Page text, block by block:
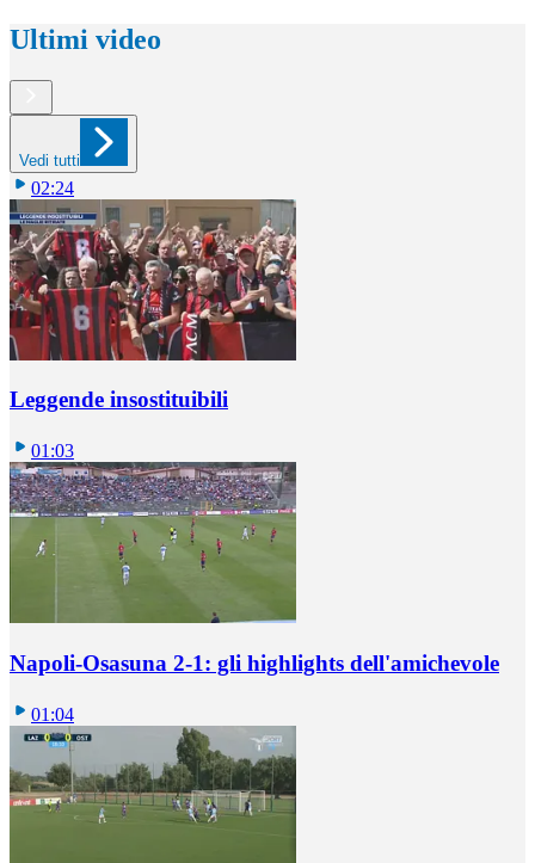
Ultimi video
Vedi tutti
02:24
Leggende insostituibili
01:03
Napoli-Osasuna 2-1: gli highlights dell'amichevole
01:04